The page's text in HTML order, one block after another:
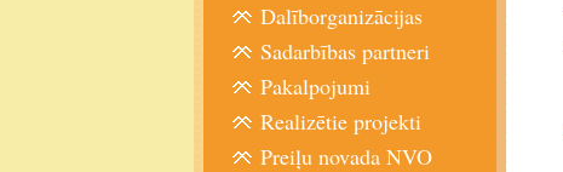
Dalīborganizācijas
Sadarbības partneri
Pakalpojumi
Realizētie projekti
Preiļu novada NVO